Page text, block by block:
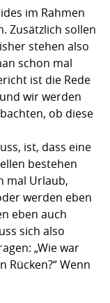
im Rahmen
Zusätzlich sollen
stehen also
schon mal
ist die Rede
wir werden
ob diese
ist, dass eine
bestehen
mal Urlaub,
werden eben
eben auch
sich also
„Wie war
Rücken?“ Wenn